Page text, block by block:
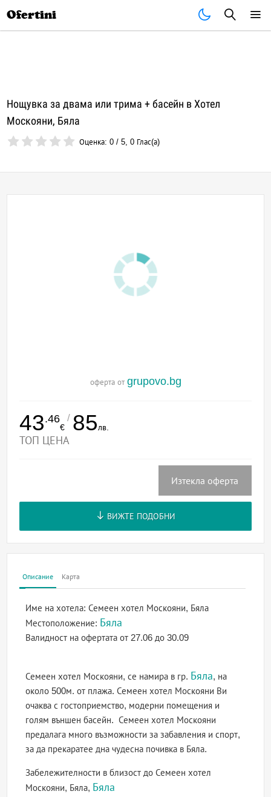
Ofertini
Нощувка за двама или трима + басейн в Хотел
Москояни, Бяла
Оценка:0 /5,0 Глас(а)
оферта от grupovo.bg
43.46
€
/ 85лв.
ТОП ЦЕНА
Изтекла оферта
ВИЖТЕ ПОДОБНИ
Описание Карта
Име на хотела:Семеен хотел Москояни, Бяла
Местоположение: Бяла
Валидност на офертатаот 27.06 до 30.09
Семеен хотел Москояни, се намира в гр. Бяла, на
около 500м. от плажа. Семеен хотел Москояни Ви
очаква с гостоприемство, модерни помещения и
голям външен басейн. Семеен хотел Москояни
предалага много възможности за забавления и спорт,
за да прекаратее дна чудесна почивка в Бяла.
Забележителности в близост до Семеен хотел
Москояни, Бяла, Бяла